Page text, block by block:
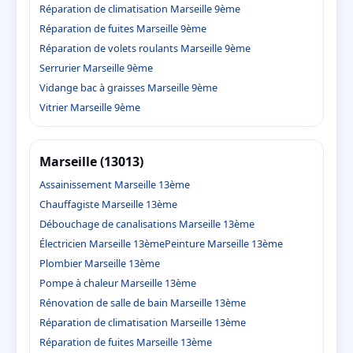
Réparation de climatisation Marseille 9ème
Réparation de fuites Marseille 9ème
Réparation de volets roulants Marseille 9ème
Serrurier Marseille 9ème
Vidange bac à graisses Marseille 9ème
Vitrier Marseille 9ème
Marseille (13013)
Assainissement Marseille 13ème
Chauffagiste Marseille 13ème
Débouchage de canalisations Marseille 13ème
Électricien Marseille 13èmePeinture Marseille 13ème
Plombier Marseille 13ème
Pompe à chaleur Marseille 13ème
Rénovation de salle de bain Marseille 13ème
Réparation de climatisation Marseille 13ème
Réparation de fuites Marseille 13ème